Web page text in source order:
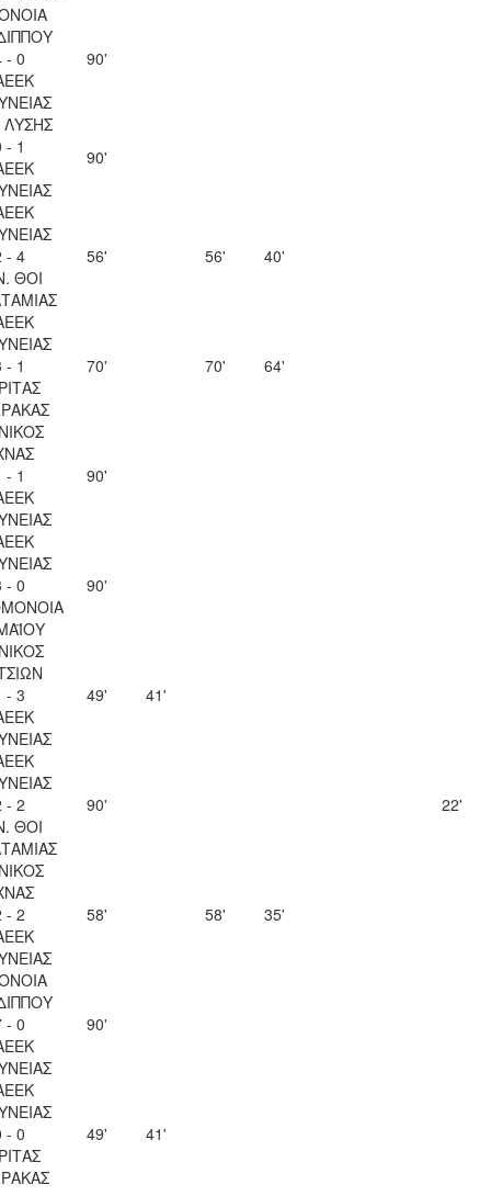
- 0
90'
ΛΥΣΗΣ
- 1
90'
- 4
ΘΟΙ
56' 56' 40'
- 1
70' 70' 64'
- 1
90'
- 0
90'
- 3
49' 41'
- 2
ΘΟΙ
90' 22'
- 2
58' 58' 35'
- 0
90'
- 0
49' 41'